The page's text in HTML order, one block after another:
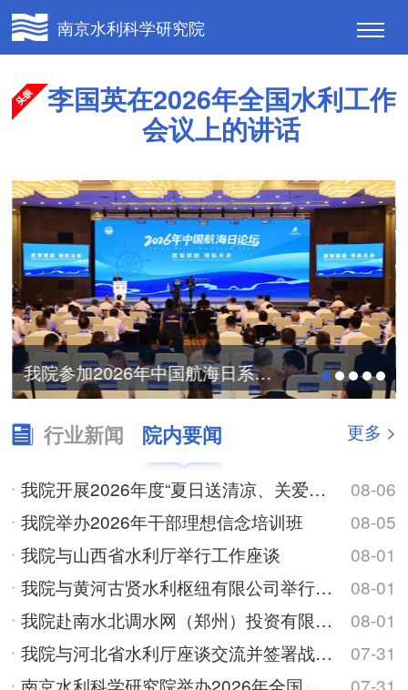
南京水利科学研究院
李国英在2026年全国水利工作
会议上的讲话
AI for Water学术联盟成立大会暨首届国际...
行业新闻 院内要闻 更多 >
我院开展2026年度“夏日送清凉、关爱在身边”高温慰问活动
08-06
我院举办2026年干部理想信念培训班
08-05
我院与山西省水利厅举行工作座谈
08-01
我院与黄河古贤水利枢纽有限公司举行工作座谈
08-01
我院赴南水北调水网（郑州）投资有限公司调研交流
08-01
我院与河北省水利厅座谈交流并签署战略合作框架协议
07-31
南京水利科学研究院举办2026年全国优秀大学生夏令营
07-31